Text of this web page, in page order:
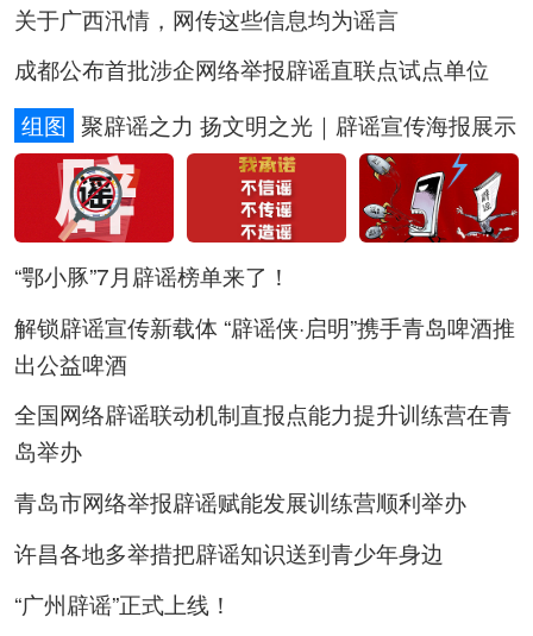
关于广西汛情，网传这些信息均为谣言
成都公布首批涉企网络举报辟谣直联点试点单位
组图 聚辟谣之力 扬文明之光｜辟谣宣传海报展示
“鄂小豚”7月辟谣榜单来了！
解锁辟谣宣传新载体 “辟谣侠·启明”携手青岛啤酒推
出公益啤酒
全国网络辟谣联动机制直报点能力提升训练营在青
岛举办
青岛市网络举报辟谣赋能发展训练营顺利举办
许昌各地多举措把辟谣知识送到青少年身边
“广州辟谣”正式上线！